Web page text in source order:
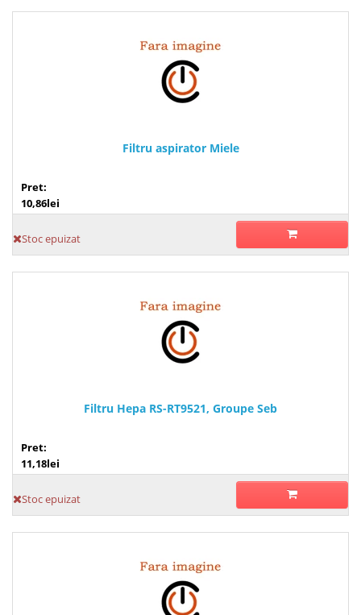
Filtru aspirator Miele
Pret:
10,86lei
Stoc epuizat
Filtru Hepa RS-RT9521, Groupe Seb
Pret:
11,18lei
Stoc epuizat